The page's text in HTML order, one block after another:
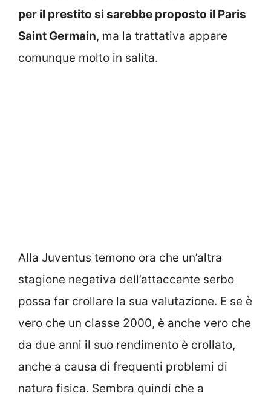
per il prestito si sarebbe proposto il Paris
Saint Germain, ma la trattativa appare
comunque molto in salita.
Alla Juventus temono ora che un’altra
stagione negativa dell’attaccante serbo
possa far crollare la sua valutazione. E se è
vero che un classe 2000, è anche vero che
da due anni il suo rendimento è crollato,
anche a causa di frequenti problemi di
natura fisica. Sembra quindi che a